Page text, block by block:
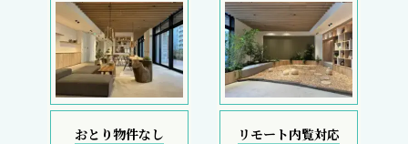
おとり物件なし リモート内覧対応